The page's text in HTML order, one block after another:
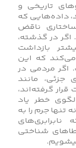
تاریخی و
داده‌هایی که
ساختاری ناقض
در گذشته،
بازداشت
که این
اگر مردمی در
جزئی، مانند
گرفته‌اند،
خطر یاد
جرم را به
شناختی